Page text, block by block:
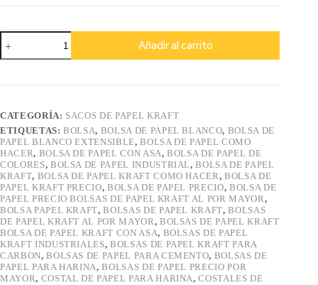
Bolsa
de
papel
Añadir al carrito
CATEGORÍA: SACOS DE PAPEL KRAFT
ETIQUETAS:BOLSA, BOLSA DE PAPEL BLANCO, BOLSA DE
PAPEL BLANCO EXTENSIBLE,BOLSA DE PAPEL COMO
HACER, BOLSA DE PAPEL CON ASA,BOLSA DE PAPEL DE
COLORES, BOLSA DE PAPEL INDUSTRIAL,BOLSA DE PAPEL
KRAFT, BOLSA DE PAPEL KRAFT COMO HACER,BOLSA DE
PAPEL KRAFT PRECIO,BOLSA DE PAPEL PRECIO, BOLSA DE
PAPEL PRECIO BOLSAS DE PAPEL KRAFT AL POR MAYOR,
BOLSA PAPEL KRAFT,BOLSAS DE PAPEL KRAFT,BOLSAS
DE PAPEL KRAFT AL POR MAYOR, BOLSAS DE PAPEL KRAFT
BOLSA DE PAPEL KRAFT CON ASA, BOLSAS DE PAPEL
KRAFT INDUSTRIALES,BOLSAS DE PAPEL KRAFT PARA
CARBON,BOLSAS DE PAPEL PARA CEMENTO, BOLSAS DE
PAPEL PARA HARINA,BOLSAS DE PAPEL PRECIO POR
MAYOR, COSTAL DE PAPEL PARA HARINA,COSTALES DE